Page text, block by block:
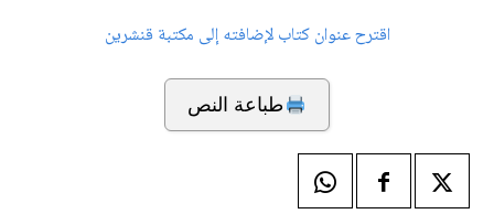
اقترح عنوان كتاب لإضافته إلى مكتبة قنشرين
طباعة النص